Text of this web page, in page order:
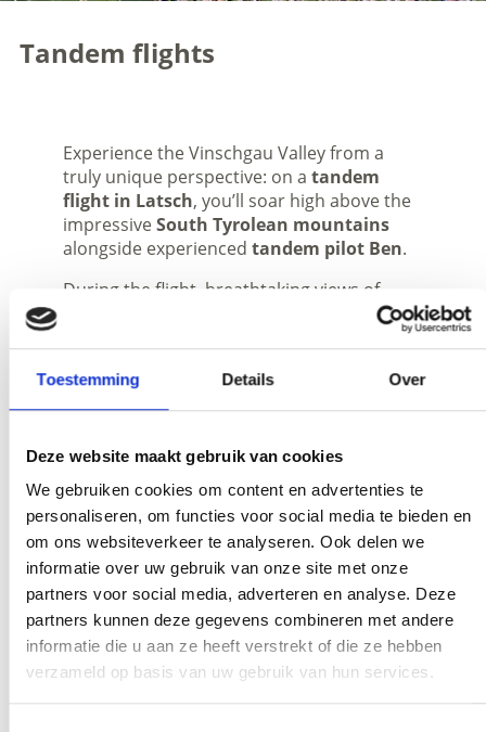
Toestemming Details Over
Deze website maakt gebruik van cookies
We gebruiken cookies om content en advertenties te
personaliseren, om functies voor social media te bieden en
om ons websiteverkeer te analyseren. Ook delen we
informatie over uw gebruik van onze site met onze
partners voor social media, adverteren en analyse. Deze
partners kunnen deze gegevens combineren met andere
informatie die u aan ze heeft verstrekt of die ze hebben
verzameld op basis van uw gebruik van hun services.
Tandem flights
Experience the Vinschgau Valley from a
truly unique perspective: on a tandem
flight in Latsch, you’ll soar high above the
impressiveSouth Tyrolean mountains
alongside experienced tandem pilot Ben.
During the flight, breathtaking views of
Depending on the weather conditions and
your personal preferences, the flight can
or offer a bit more action with turns and
small manoeuvres.
Safety , expertise
and
personalised support
accompany you
throughout the entire flight.
A tandem flight in Latsch is the perfect way
to discoverSouth Tyrol from a
completely new perspective. This
experience combines nature,freedom
andunforgettable momentshigh above
the mountains of the Vinschgau Valley